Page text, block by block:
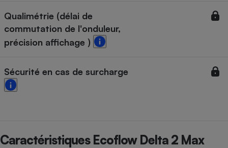
Qualimétrie (délai de
commutation de l'onduleur,
précision affichage )
Sécurité en cas de surcharge
Caractéristiques Ecoflow Delta 2 Max